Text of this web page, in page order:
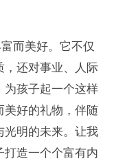
而美好。它不仅
，还对事业、人际
为孩子起一个这样
美好的礼物，伴随
光明的未来。让我
打造一个个富有内